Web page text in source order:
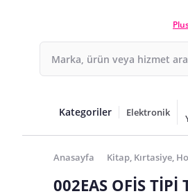
Kategoriler Elektronik
Anasayfa Kitap, Kırtasiye,
002EAS OFİS